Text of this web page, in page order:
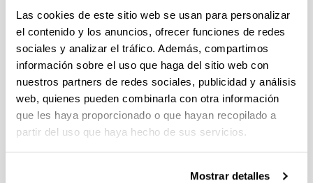
Las cookies de este sitio web se usan para personalizar
el contenido y los anuncios, ofrecer funciones de redes
sociales y analizar el tráfico. Además, compartimos
información sobre el uso que haga del sitio web con
nuestros partners de redes sociales, publicidad y análisis
web, quienes pueden combinarla con otra información
que les haya proporcionado o que hayan recopilado a
partir del uso que haya hecho de sus servicios.
Mostrar detalles
Doctorado